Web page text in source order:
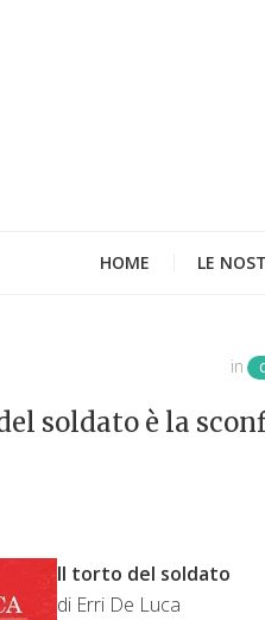
HOME LE
in
soldato è la
Il torto del soldato
di Erri De Luca